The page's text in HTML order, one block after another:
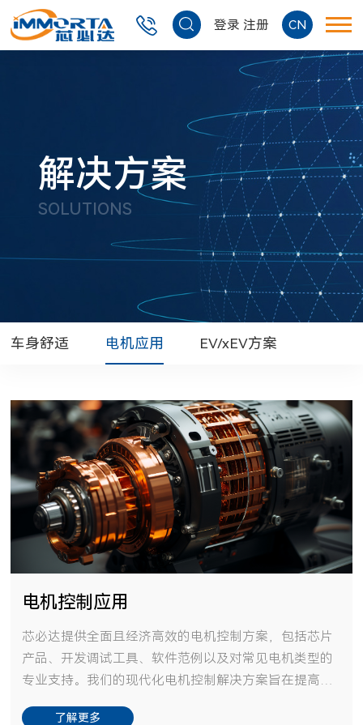
登录 注册 CN
解决方案
SOLUTIONS
车身舒适 电机应用 EV/xEV方案
电机控制应用
芯必达提供全面且经济高效的电机控制方案，包括芯片
产品、开发调试工具、软件范例以及对常见电机类型的
专业支持。我们的现代化电机控制解决方案旨在提高运
了解更多